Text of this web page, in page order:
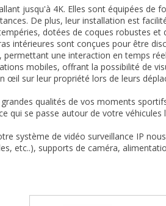
jusqu'à 4K. Elles sont équipées de
De plus, leur installation est
dotées de coques robustes et
intérieures sont conçues pour être
une interaction en temps
mobiles, offrant la possibilité de
œil sur leur propriété lors de leurs
qualités de vos moments
qui se passe autour de votre
système de vidéo surveillance IP
etc..), supports de caméra,